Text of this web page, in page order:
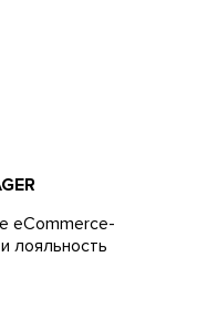
eCommerce-
лояльность